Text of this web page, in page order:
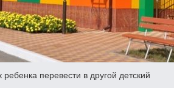
перевести в другой детский